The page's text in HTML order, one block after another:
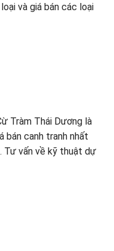
và giá bán các loại
Tràm Thái Dương là
bán canh tranh nhất
Tư vấn về kỹ thuật dự